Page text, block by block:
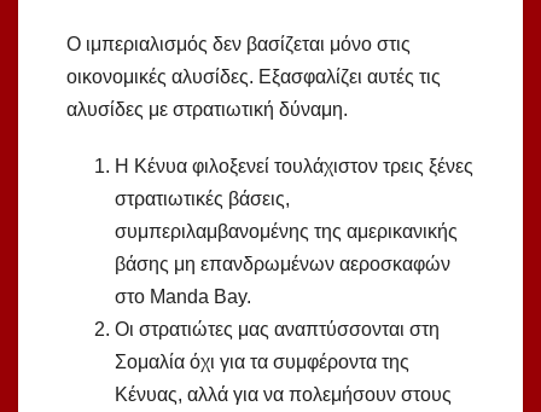
Ο ιμπεριαλισμός δεν βασίζεται μόνο στις
οικονομικές αλυσίδες. Εξασφαλίζει αυτές τις
αλυσίδες με στρατιωτική δύναμη.
Η Κένυα φιλοξενεί τουλάχιστον τρεις ξένες
στρατιωτικές βάσεις,
συμπεριλαμβανομένης της αμερικανικής
βάσης μη επανδρωμένων αεροσκαφών
στο Manda Bay.
Οι στρατιώτες μας αναπτύσσονται στη
Σομαλία όχι για τα συμφέροντα της
Κένυας, αλλά για να πολεμήσουν στους